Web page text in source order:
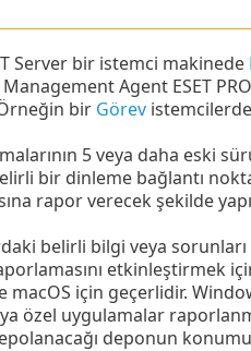
Server bir istemci makinede
Agent ESET
bir Görevistemcilerde
5 veya daha eski
bir dinleme bağlantı
rapor verecek şekilde
belirli bilgi veya
etki̇nleşti̇rmek
için geçerlidir.
özel uygulamalar
deponun